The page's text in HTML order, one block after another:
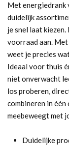
Met energiedrank
duidelijk
je snel laat
voorraad aan.
weet je precies
Ideaal voor thuis
niet onverwacht
los proberen,
combineren in
meebeweegt met
Duidelijke